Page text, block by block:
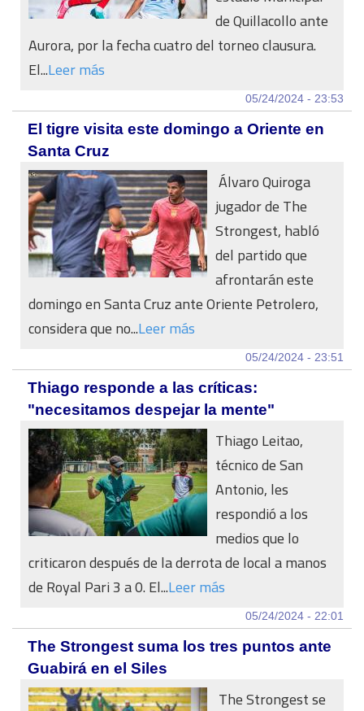
de Quillacollo ante
Aurora, por la fecha cuatro del torneo clausura.
El...Leer más
05/24/2024 - 23:53
El tigre visita este domingo a Oriente en
Santa Cruz
Álvaro Quiroga
jugador de The
Strongest, habló
del partido que
afrontarán este
domingo en Santa Cruz ante Oriente Petrolero,
considera que no...Leer más
05/24/2024 - 23:51
Thiago responde a las críticas:
"necesitamos despejar la mente"
Thiago Leitao,
técnico de San
Antonio, les
respondió a los
medios que lo
criticaron después de la derrota de local a manos
de Royal Pari 3 a 0. El...Leer más
05/24/2024 - 22:01
The Strongest suma los tres puntos ante
Guabirá en el Siles
The Strongest se